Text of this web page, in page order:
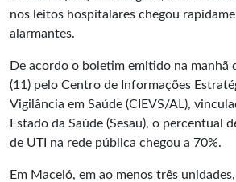
nos leitos hospitalares chegou
alarmantes.
De acordo o boletim emitido na manhã
(11) pelo Centro de Informações
Vigilância em Saúde (CIEVS/AL),
Estado da Saúde (Sesau), o percentual
de UTI na rede pública chegou a 70%.
Em Maceió, em ao menos três